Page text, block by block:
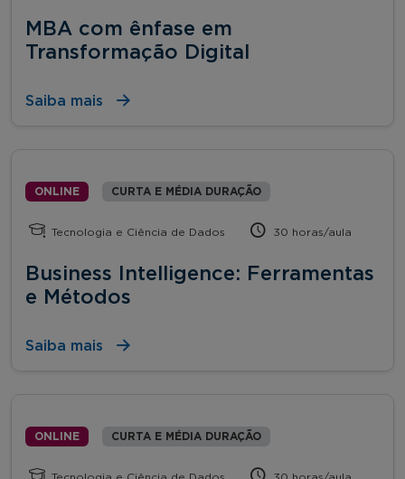
MBA com ênfase em
Transformação Digital
Saiba mais
ONLINE CURTA E MÉDIA DURAÇÃO
Tecnologia e Ciência de Dados 30 horas/aula
Business Intelligence: Ferramentas
e Métodos
Saiba mais
ONLINE CURTA E MÉDIA DURAÇÃO